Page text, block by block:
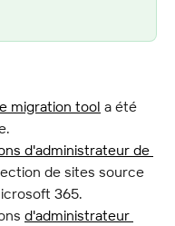
migration tool a été
d'administrateur de
de sites source
365.
d'administrateur